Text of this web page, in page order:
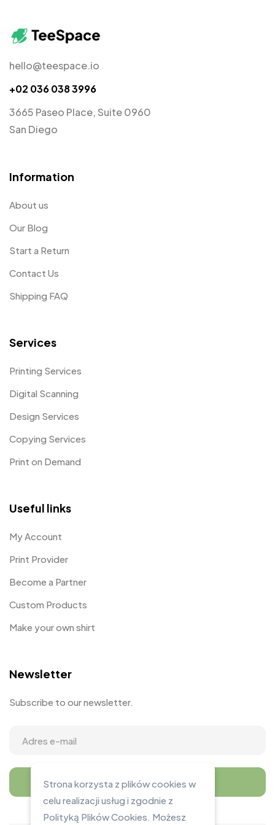
hello@teespace.io
+02 036 038 3996
3665 Paseo Place, Suite 0960
San Diego
Information
About us
Our Blog
Start a Return
Contact Us
Shipping FAQ
Services
Printing Services
Digital Scanning
Design Services
Copying Services
Print on Demand
Useful links
My Account
Print Provider
Become a Partner
Custom Products
Make your own shirt
Newsletter
Subscribe to our newsletter.
Strona korzysta z plików cookies w
celu realizacji usług i zgodnie z
Polityką Plików Cookies. Możesz